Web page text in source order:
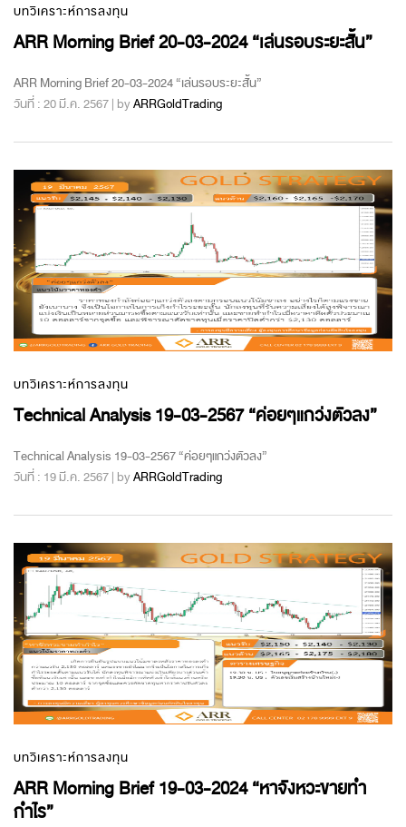
บทวิเคราะห์การลงทุน
ARR Morning Brief 20-03-2024 “เล่นรอบระยะสั้น”
ARR Morning Brief 20-03-2024 “เล่นรอบระยะสั้น”
วันที่ : 20 มี.ค. 2567 | byARRGoldTrading
บทวิเคราะห์การลงทุน
Technical Analysis 19-03-2567 “ค่อยๆแกว่งตัวลง”
Technical Analysis 19-03-2567 “ค่อยๆแกว่งตัวลง”
วันที่ : 19 มี.ค. 2567 | byARRGoldTrading
บทวิเคราะห์การลงทุน
ARR Morning Brief 19-03-2024 “หาจังหวะขายทำ
กำไร”